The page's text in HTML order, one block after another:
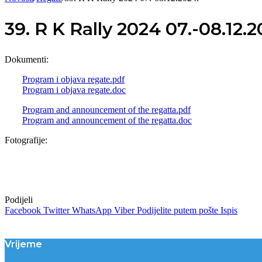
39. R K Rally 2024 07.-
Dokumenti:
Program i objava regate.pdf
Program i objava regate.doc
Program and announcement of the regatta.pdf
Program and announcement of the regatta.doc
Fotografije:
Podijeli
Facebook Twitter WhatsApp Viber Podijelite putem pošte Ispis
Vrijeme